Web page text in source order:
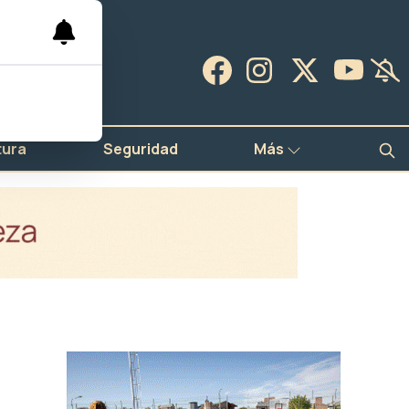
Seguridad Más